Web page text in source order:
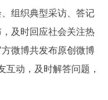
组织典型采访、答记
及时回应社会关注热
微博共发布原创微博
互动，及时解答问题，